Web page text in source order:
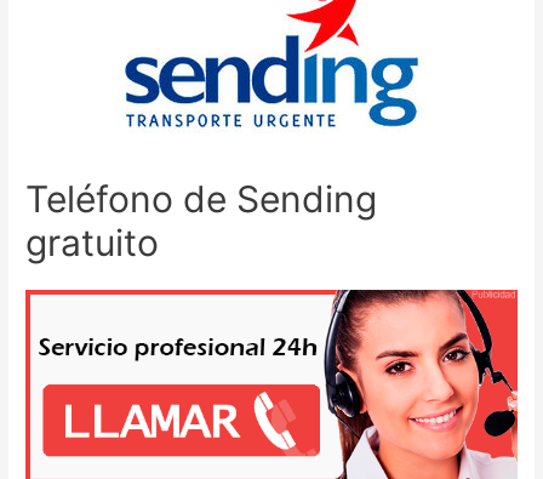
Teléfono de Sending
gratuito